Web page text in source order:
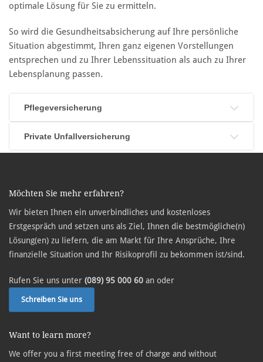
optimale Lösung für Sie zu ermitteln.
So wird die Gesundheitsabsicherung auf Ihre persönliche
Situation abgestimmt, Ihren ganz eigenen Vorstellungen
entsprechen und zu Ihrer Lebenssituation als auch zu Ihrer
Lebensplanung passen.
Pflegeversicherung
Private Unfallversicherung
Möchten Sie mehr erfahren?
Wir bieten Ihnen ein unverbindliches und kostenloses
Erstgespräch und setzen uns als Ziel, Ihnen die bestmögliche(n)
Lösung(en) zu liefern, die am Markt für Ihre Ansprüche, Ihre
finanzielle Situation und Ihr Risikoprofil zu bekommen ist/sind.
Rufen Sie uns unter (089) 95 000 60 an oder
Schreiben Sie uns
Want to learn more?
We offer you a first meeting free of charge and without